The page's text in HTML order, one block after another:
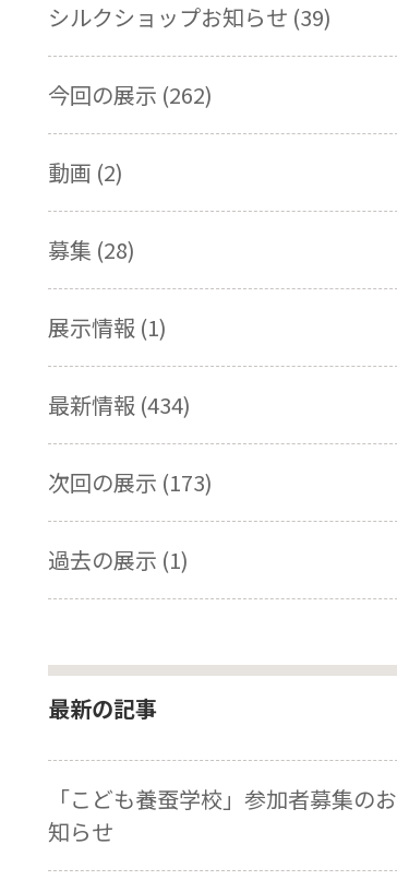
シルクショップお知らせ (39)
今回の展示 (262)
動画 (2)
募集 (28)
展示情報 (1)
最新情報 (434)
次回の展示 (173)
過去の展示 (1)
最新の記事
「こども養蚕学校」参加者募集のお
知らせ